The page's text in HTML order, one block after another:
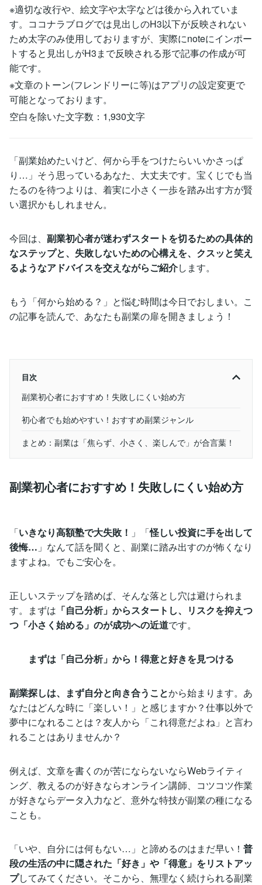
※適切な改行や、絵文字や太字などは後から入れていま
す。ココナラブログでは見出しのH3以下が反映されない
ため太字のみ使用しておりますが、実際にnoteにインポー
トすると見出しがH3まで反映される形で記事の作成が可
能です。
※文章のトーン(フレンドリーに等)はアプリの設定変更で
可能となっております。
空白を除いた文字数：1,930文字
「副業始めたいけど、何から手をつけたらいいかさっぱ
り…」そう思っているあなた、大丈夫です。宝くじでも当
たるのを待つよりは、着実に小さく一歩を踏み出す方が賢
い選択かもしれません。
今回は、 副業初心者が迷わずスタートを切るための具体的
なステップと、失敗しないための心構えを、クスッと笑え
るようなアドバイスを交えながらご紹介します。
もう「何から始める？」と悩む時間は今日でおしまい。こ
の記事を読んで、あなたも副業の扉を開きましょう！
目次
副業初心者におすすめ！失敗しにくい始め方
初心者でも始めやすい！おすすめ副業ジャンル
まとめ：副業は「焦らず、小さく、楽しんで」が合言葉！
副業初心者におすすめ！失敗しにくい始め方
「いきなり高額塾で大失敗！ 」「怪しい投資に手を出して
後悔… 」なんて話を聞くと、副業に踏み出すのが怖くなり
ますよね。でもご安心を。
正しいステップを踏めば、そんな落とし穴は避けられま
す。まずは 「自己分析」からスタートし、リスクを抑えつ
つ「小さく始める」のが成功への近道です。
まずは「自己分析」から！得意と好きを見つける
副業探しは、まず自分と向き合うことから始まります。あ
なたはどんな時に「楽しい！」と感じますか？仕事以外で
夢中になれることは？友人から「これ得意だよね」と言わ
れることはありませんか？
例えば、文章を書くのが苦にならないならWebライティ
ング、教えるのが好きならオンライン講師、コツコツ作業
が好きならデータ入力など、意外な特技が副業の種になる
ことも。
「いや、自分には何もない…」と諦めるのはまだ早い！ 普
段の生活の中に隠された「好き」や「得意」をリストアッ
プしてみてください。そこから、無理なく続けられる副業